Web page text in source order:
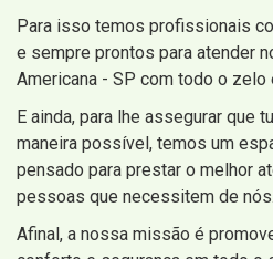
Para isso temos profissionais
e sempre prontos para atender
Americana - SP com todo o zelo
E ainda, para lhe assegurar que
maneira possível, temos um
pensado para prestar o melhor
pessoas que necessitem de nós.
Afinal, a nossa missão é